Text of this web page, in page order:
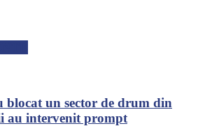
blocat un sector de drum din
au intervenit prompt